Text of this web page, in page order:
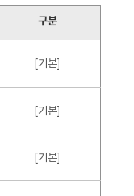
구분
[기본]
[기본]
[기본]